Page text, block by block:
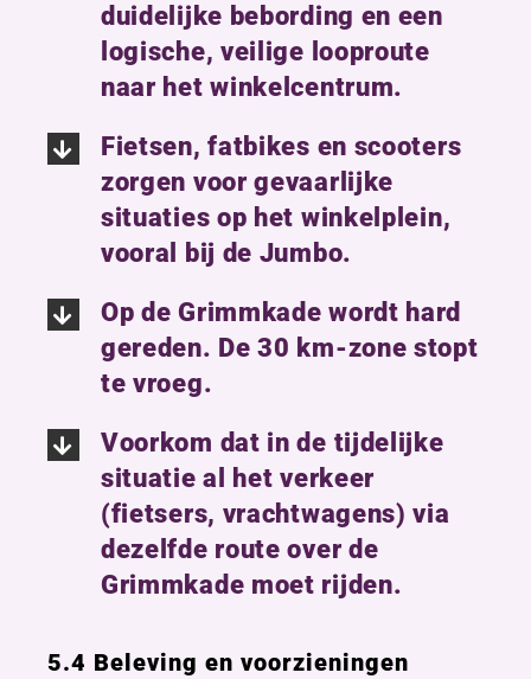
duidelijke bebording en een
logische, veilige looproute
naar het winkelcentrum.
Fietsen, fatbikes en scooters
zorgen voor gevaarlijke
situaties op het winkelplein,
vooral bij de Jumbo.
Op de Grimmkade wordt hard
gereden. De 30 km-zone stopt
te vroeg.
Voorkom dat in de tijdelijke
situatie al het verkeer
(fietsers, vrachtwagens) via
dezelfde route over de
Grimmkade moet rijden.
5.4 Beleving en voorzieningen